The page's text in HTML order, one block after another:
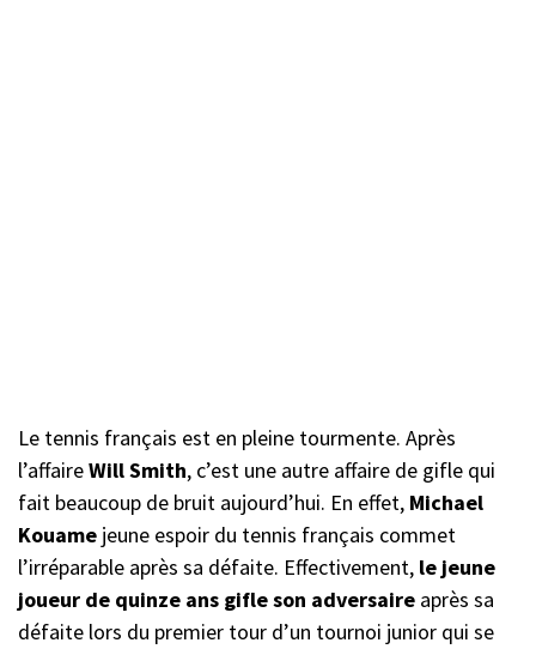
Le tennis français est en pleine tourmente. Après
l’affaireWill Smith, c’est une autre affaire de gifle qui
fait beaucoup de bruit aujourd’hui. En effet, Michael
Kouame jeune espoir du tennis français commet
l’irréparable après sa défaite. Effectivement, le jeune
joueur de quinze ans gifle son adversaire après sa
défaite lors du premier tour d’un tournoi junior qui se